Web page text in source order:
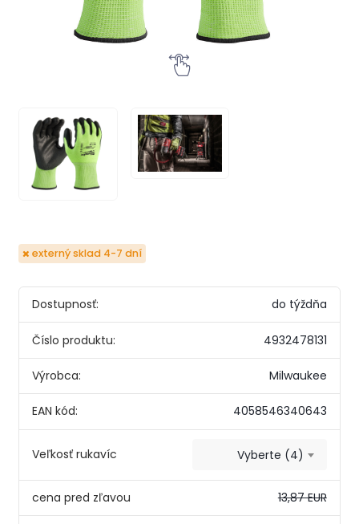
externý sklad 4-7 dní
Dostupnosť: do týždňa
Číslo produktu: 4932478131
Výrobca: Milwaukee
EAN kód: 4058546340643
Veľkosť rukavíc Vyberte (4)
cena pred zľavou 13,87 EUR